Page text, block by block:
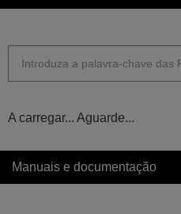
A carregar... Aguarde...
Manuais e documentação